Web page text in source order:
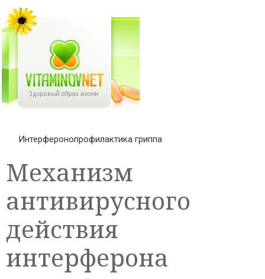
Интерферонопрофилактика гриппа
Механизм
антивирусного
действия
интерферона